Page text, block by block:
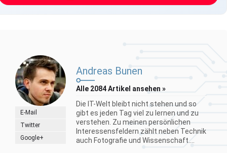
E-Mail
Twitter
Google+
Andreas Bunen
Alle 2084 Artikel ansehen »
Die IT-Welt bleibt nicht stehen und so
gibt es jeden Tag viel zu lernen und zu
verstehen. Zu meinen persönlichen
Interessensfeldern zählt neben Technik
auch Fotografie und Wissenschaft....